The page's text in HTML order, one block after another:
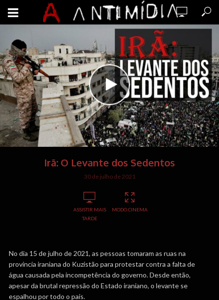
Irã: O Levante dos Sedentos
30 de julho de 2021
ASSISTIR MAIS
TARDE
MODO CINEMA
No dia 15 de julho de 2021, as pessoas tomaram as ruas na
província iraniana do Kuzistão para protestar contra a falta de
água causada pela incompetência do governo. Desde então,
apesar da brutal repressão do Estado iraniano, o levante se
espalhou por todo o país.